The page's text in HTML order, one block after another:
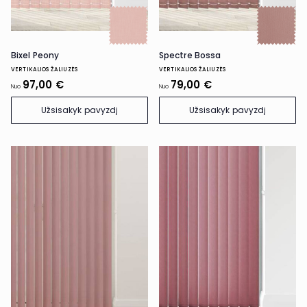
Bixel Peony
VERTIKALIOS ŽALIUZĖS
Nuo 97,00 €
Užsisakyk pavyzdį
Spectre Bossa
VERTIKALIOS ŽALIUZĖS
Nuo 79,00 €
Užsisakyk pavyzdį